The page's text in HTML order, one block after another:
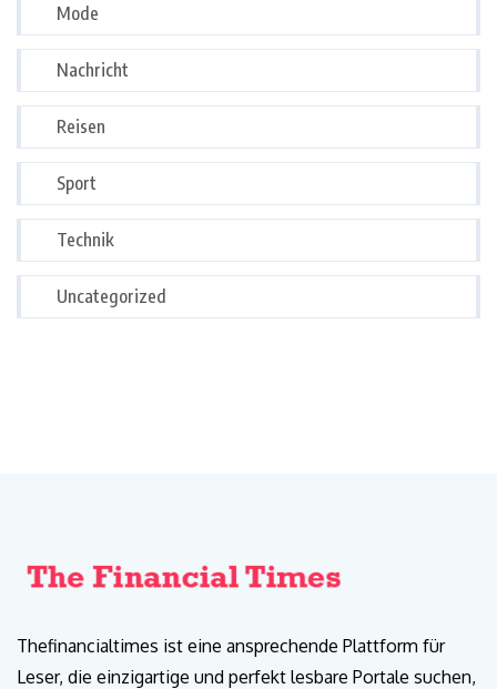
Mode
Nachricht
Reisen
Sport
Technik
Uncategorized
Thefinancialtimes ist eine ansprechende Plattform für
Leser, die einzigartige und perfekt lesbare Portale suchen,